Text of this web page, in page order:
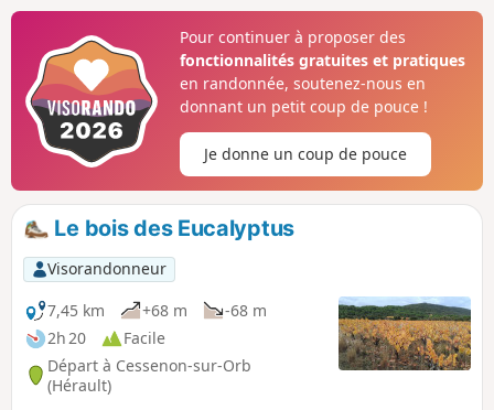
Pour continuer à proposer des
fonctionnalités gratuites et pratiques
en randonnée, soutenez-nous en
donnant un petit coup de pouce !
Je donne un coup de pouce
Le bois des Eucalyptus
Visorandonneur
7,45 km
+68 m
-68 m
2h 20
Facile
Départ à Cessenon-sur-Orb
(Hérault)